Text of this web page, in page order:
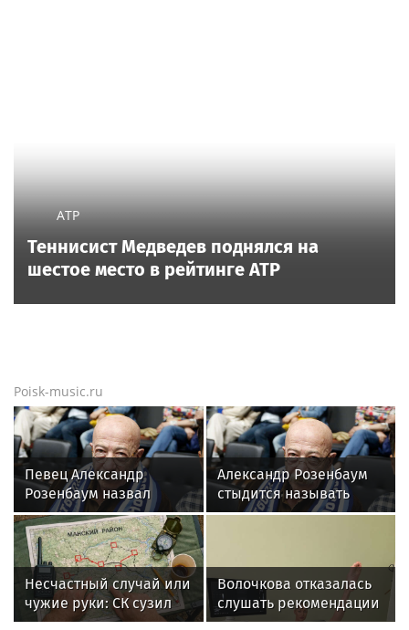
ATP
Теннисист Медведев поднялся на
шестое место в рейтинге ATP
Poisk-music.ru
Певец Александр
Розенбаум назвал
Любовь Орлову
настоящей звездой
Александр Розенбаум
стыдится называть
себя звездой
Несчастный случай или
чужие руки: СК сузил
загадку Усольцевых до
Волочкова отказалась
слушать рекомендации
врачей после новой